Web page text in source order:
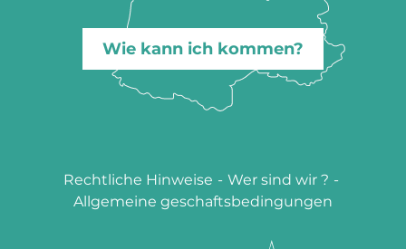
Wie kann ich kommen?
Rechtliche Hinweise - Wer sind wir ? -
Allgemeine geschaftsbedingungen